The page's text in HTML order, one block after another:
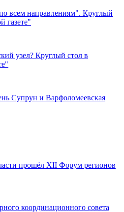
всем направлениям". Круглый
газете"
узел? Круглый стол в
Супрун и Варфоломеевская
прошёл XII Форум регионов
координационного совета